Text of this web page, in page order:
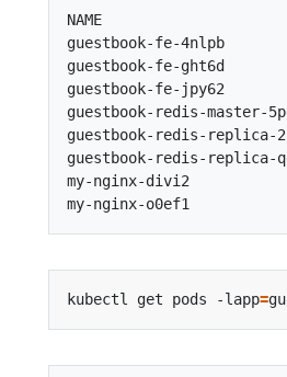
NAME
guestbook-fe-4nlpb
guestbook-fe-ght6d
guestbook-fe-jpy62
guestbook-redis-
guestbook-redis-
guestbook-redis-
my-nginx-divi2
kubectl get pods -lapp=